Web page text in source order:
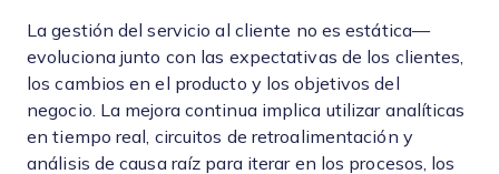
La gestión del servicio al cliente no es estática—
evoluciona junto con las expectativas de los clientes,
los cambios en el producto y los objetivos del
negocio. La mejora continua implica utilizar analíticas
en tiempo real, circuitos de retroalimentación y
análisis de causa raíz para iterar en los procesos, los